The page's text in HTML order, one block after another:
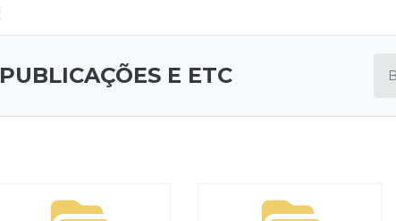
PUBLICAÇÕES E ETC